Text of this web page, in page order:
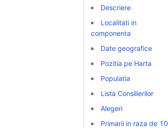
Descriere
Localitati in
componenta
Date geografice
Pozitia pe Harta
Populatia
Lista Consilierilor
Alegeri
Primarii in raza de 10